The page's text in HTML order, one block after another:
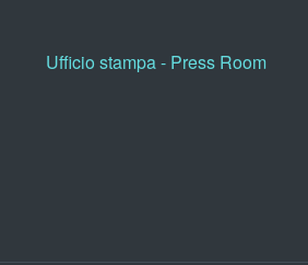
Ufficio stampa - Press Room